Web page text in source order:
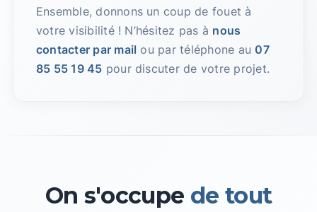
Ensemble, donnons un coup de fouet à
votre visibilité ! N’hésitez pas à nous
contacter par mail ou par téléphone au07
85 55 19 45 pour discuter de votre projet.
On s'occupe de tout